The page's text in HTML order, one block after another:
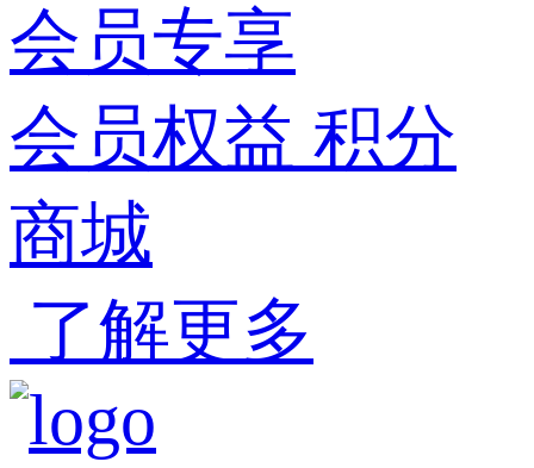
会员专享
会员权益 积分
商城
了解更多